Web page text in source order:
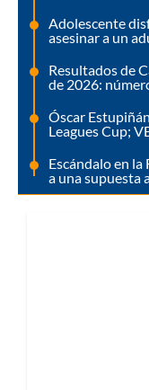
Adolescente
asesinar a un
Resultados de
de 2026:
Óscar
Leagues Cup;
Escándalo en
a una supuesta